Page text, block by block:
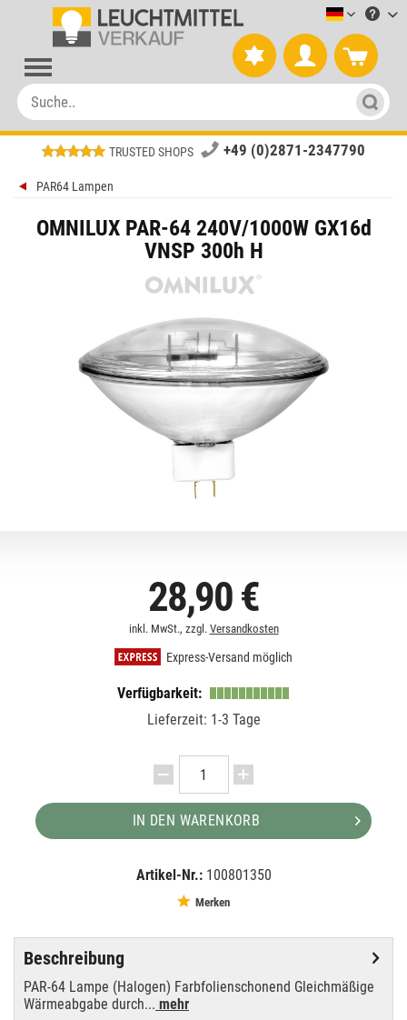
TRUSTED SHOPS +49 (0)2871-2347790
PAR64 Lampen
OMNILUX PAR-64 240V/1000W GX16d
VNSP 300h H
28,90 €
inkl. MwSt., zzgl. Versandkosten
Express-Versand möglich
Verfügbarkeit:
Lieferzeit: 1-3 Tage
IN DEN WARENKORB
Artikel-Nr.: 100801350
Merken
Beschreibung
PAR-64 Lampe (Halogen) Farbfolienschonend Gleichmäßige
Wärmeabgabe durch... mehr